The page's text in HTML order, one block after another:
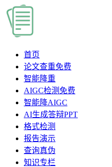
首页
论文查重免费
智能降重
AIGC检测 免费
智能降AIGC
AI生成答辩PPT
格式检测
报告演示
查询真伪
知识专栏